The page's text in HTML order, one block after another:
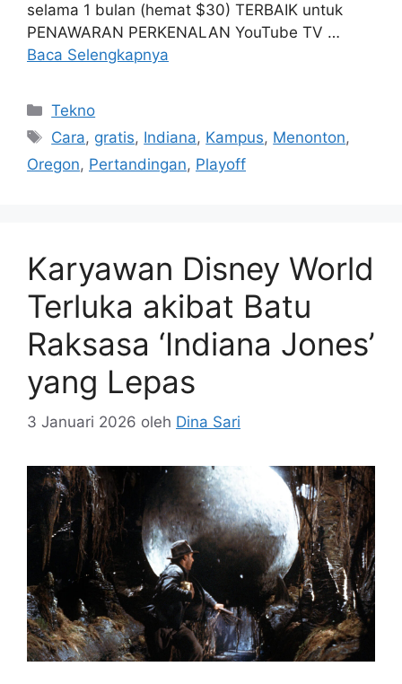
selama 1 bulan (hemat $30) TERBAIK untuk
PENAWARAN PERKENALAN YouTube TV …
Baca Selengkapnya
Kategori
Tekno
Tag
Cara, gratis, Indiana, Kampus, Menonton,
Oregon, Pertandingan, Playoff
Karyawan Disney World
Terluka akibat Batu
Raksasa ‘Indiana Jones’
yang Lepas
3 Januari 2026 oleh Dina Sari